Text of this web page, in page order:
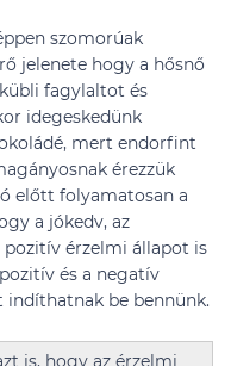
szomorúak
jelenete hogy a hősnő
fagylaltot és
idegeskedünk
mert endorfint
érezzük
előtt folyamatosan a
a jókedv, az
érzelmi állapot is
és a negatív
indíthatnak be bennünk.
is, hogy az érzelmi